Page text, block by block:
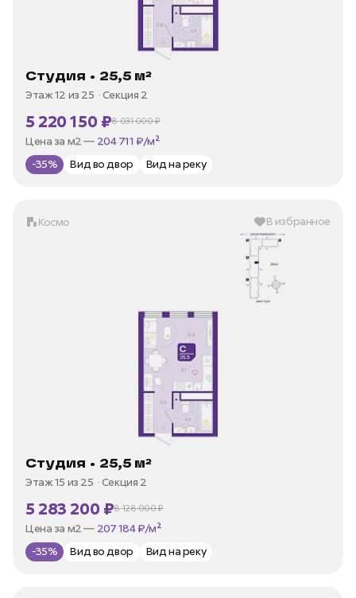
Студия • 25,5 м²
Этаж 12 из 25 Секция 2
5 220 150 ₽8 031 000 ₽
В ипотеку —от 25 038 ₽/мес
Цена за м2 — 204 711 ₽/м²
-35%
Вид во двор Вид на реку
Космо В избранное
Студия • 25,5 м²
Этаж 15 из 25 Секция 2
5 283 200 ₽8 128 000 ₽
В ипотеку —от 25 340 ₽/мес
Цена за м2 — 207 184 ₽/м²
-35%
Вид во двор Вид на реку